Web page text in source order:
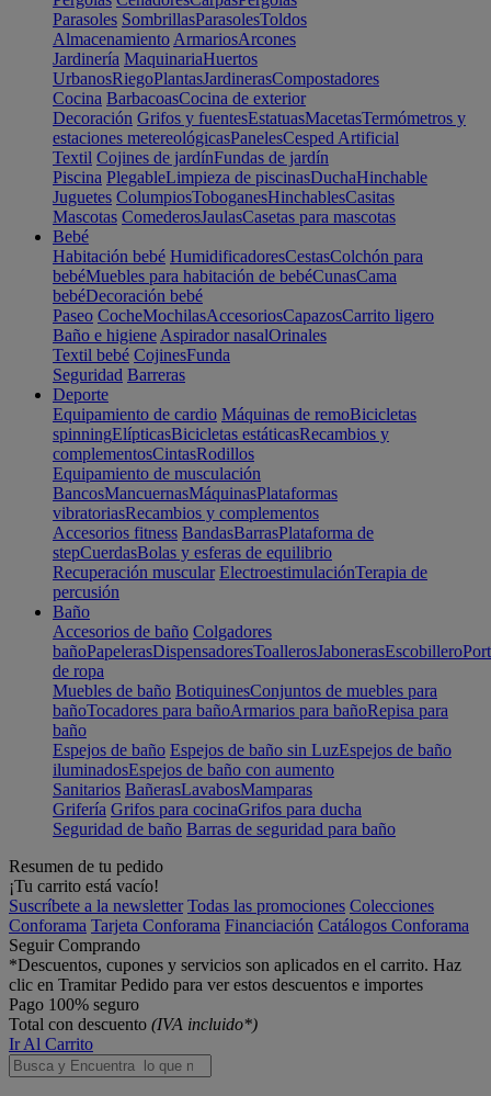
Parasoles SombrillasParasolesToldos
Almacenamiento ArmariosArcones
Jardinería MaquinariaHuertos
UrbanosRiegoPlantasJardinerasCompostadores
Cocina BarbacoasCocina de exterior
Decoración Grifos y fuentesEstatuasMacetasTermómetros y
estaciones metereológicasPanelesCesped Artificial
Textil Cojines de jardínFundas de jardín
Piscina PlegableLimpieza de piscinasDuchaHinchable
Juguetes ColumpiosToboganesHinchablesCasitas
Mascotas ComederosJaulasCasetas para mascotas
Bebé
Habitación bebé HumidificadoresCestasColchón para
bebéMuebles para habitación de bebéCunasCama
bebéDecoración bebé
Paseo CocheMochilasAccesoriosCapazosCarrito ligero
Baño e higiene Aspirador nasalOrinales
Textil bebé CojinesFunda
Seguridad Barreras
Deporte
Equipamiento de cardio Máquinas de remoBicicletas
spinningElípticasBicicletas estáticasRecambios y
complementosCintasRodillos
Equipamiento de musculación
BancosMancuernasMáquinasPlataformas
vibratoriasRecambios y complementos
Accesorios fitness BandasBarrasPlataforma de
stepCuerdasBolas y esferas de equilibrio
Recuperación muscular ElectroestimulaciónTerapia de
percusión
Baño
Accesorios de baño Colgadores
bañoPapelerasDispensadoresToallerosJabonerasEscobillero
de ropa
Muebles de baño BotiquinesConjuntos de muebles para
bañoTocadores para bañoArmarios para bañoRepisa para
baño
Espejos de baño Espejos de baño sin LuzEspejos de baño
iluminadosEspejos de baño con aumento
Sanitarios BañerasLavabosMamparas
Grifería Grifos para cocinaGrifos para ducha
Seguridad de baño Barras de seguridad para baño
Resumen de tu pedido
¡Tu carrito está vacío!
Suscríbete a la newsletter Todas las promociones Colecciones
Conforama Tarjeta Conforama Financiación Catálogos Conforama
Seguir Comprando
*Descuentos, cupones y servicios son aplicados en el carrito. Haz
clic en Tramitar Pedido para ver estos descuentos e importes
Pago 100% seguro
Total con descuento (IVA incluido*)
Ir Al Carrito